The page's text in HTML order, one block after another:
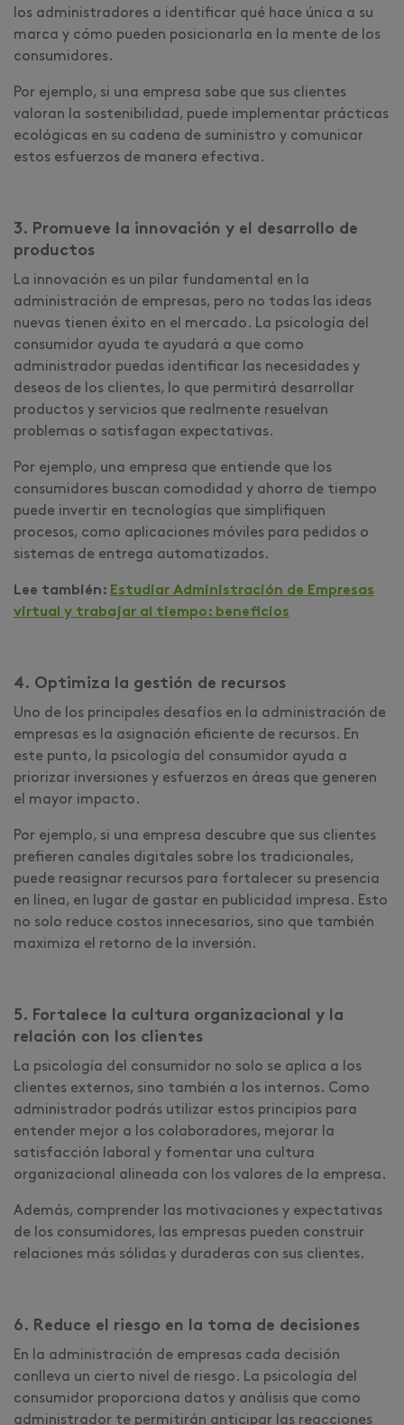
los administradores a identificar qué hace única a su
marca y cómo pueden posicionarla en la mente de los
consumidores.
Por ejemplo, si una empresa sabe que sus clientes
valoran la sostenibilidad, puede implementar prácticas
ecológicas en su cadena de suministro y comunicar
estos esfuerzos de manera efectiva.
3. Promueve la innovación y el desarrollo de
productos
La innovación es un pilar fundamental en la
administración de empresas, pero no todas las ideas
nuevas tienen éxito en el mercado. La psicología del
consumidor ayuda te ayudará a que como
administrador puedas identificar las necesidades y
deseos de los clientes, lo que permitirá desarrollar
productos y servicios que realmente resuelvan
problemas o satisfagan expectativas.
Por ejemplo, una empresa que entiende que los
consumidores buscan comodidad y ahorro de tiempo
puede invertir en tecnologías que simplifiquen
procesos, como aplicaciones móviles para pedidos o
sistemas de entrega automatizados.
Lee también: Estudiar Administración de Empresas
virtual y trabajar al tiempo: beneficios
4. Optimiza la gestión de recursos
Uno de los principales desafíos en la administración de
empresas es la asignación eficiente de recursos. En
este punto, la psicología del consumidor ayuda a
priorizar inversiones y esfuerzos en áreas que generen
el mayor impacto.
Por ejemplo, si una empresa descubre que sus clientes
prefieren canales digitales sobre los tradicionales,
puede reasignar recursos para fortalecer su presencia
en línea, en lugar de gastar en publicidad impresa. Esto
no solo reduce costos innecesarios, sino que también
maximiza el retorno de la inversión.
5. Fortalece la cultura organizacional y la
relación con los clientes
La psicología del consumidor no solo se aplica a los
clientes externos, sino también a los internos. Como
administrador podrás utilizar estos principios para
entender mejor a los colaboradores, mejorar la
satisfacción laboral y fomentar una cultura
organizacional alineada con los valores de la empresa.
Además, comprender las motivaciones y expectativas
de los consumidores, las empresas pueden construir
relaciones más sólidas y duraderas con sus clientes.
6. Reduce el riesgo en la toma de decisiones
En la administración de empresas cada decisión
conlleva un cierto nivel de riesgo. La psicología del
consumidor proporciona datos y análisis que como
administrador te permitirán anticipar las reacciones